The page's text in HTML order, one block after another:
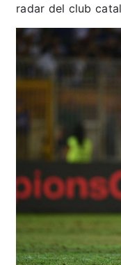
radar del club